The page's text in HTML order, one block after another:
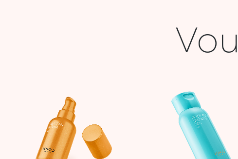
initial
était :
62,900 DT.